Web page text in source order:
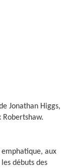
Jonathan Higgs,
aux
débuts des